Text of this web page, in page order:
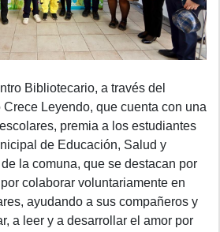
Bibliotecario, a través del
Leyendo, que cuenta con una
premia a los estudiantes
de Educación, Salud y
la comuna, que se destacan por
colaborar voluntariamente en
ayudando a sus compañeros y
a leer y a desarrollar el amor por